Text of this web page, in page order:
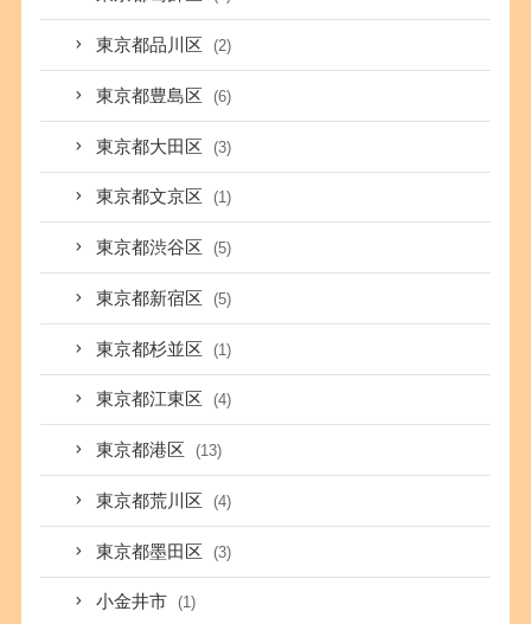
東京都品川区 (2)
東京都豊島区 (6)
東京都大田区 (3)
東京都文京区 (1)
東京都渋谷区 (5)
東京都新宿区 (5)
東京都杉並区 (1)
東京都江東区 (4)
東京都港区 (13)
東京都荒川区 (4)
東京都墨田区 (3)
小金井市 (1)